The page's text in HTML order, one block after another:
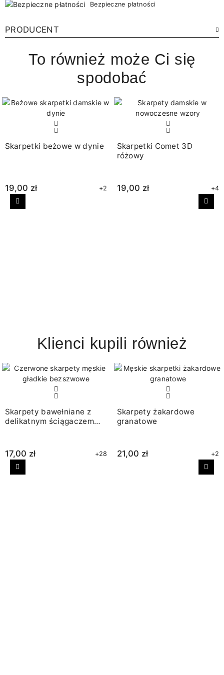
Bezpieczne płatności
PRODUCENT
To również może Ci się
spodobać
Skarpetki beżowe w dynie
19,00 zł +2
Skarpetki Comet 3D
różowy
19,00 zł +4
Poprzedni
Klienci kupili również
Skarpety bawełniane z
delikatnym ściągaczem
17,00 zł +28
Skarpety żakardowe
granatowe
21,00 zł +2
Poprzedni